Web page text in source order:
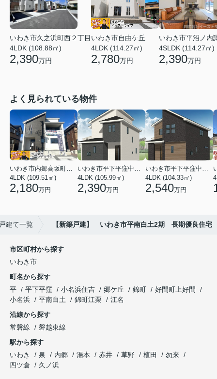
いわき市久之浜町西２丁目
4LDK (108.88㎡)
2,390万円
いわき市自由ケ丘
4LDK (114.27㎡)
2,780万円
いわき市平沼ノ内
4SLDK (114.27㎡)
2,390万円
よく見られている物件
いわき市内郷高坂町２丁目
4LDK (109.51㎡)
2,180万円
いわき市平下平窪中島町
4LDK (105.99㎡)
2,390万円
いわき市平下平窪中島町
4LDK (104.33㎡)
2,540万円
建て一覧 【新築戸建】 いわき市平南白土2期 長期優良住宅
市区町村から探す
いわき市
町名から探す
平
平下平窪 小名浜住吉 郷ケ丘 錦町
好間町上好間
小名浜
平南白土 錦町江栗
江名
沿線から探す
常磐線
磐越東線
駅から探す
いわき
泉 内郷 湯本 赤井 草野 植田
勿来
四ツ倉
久ノ浜